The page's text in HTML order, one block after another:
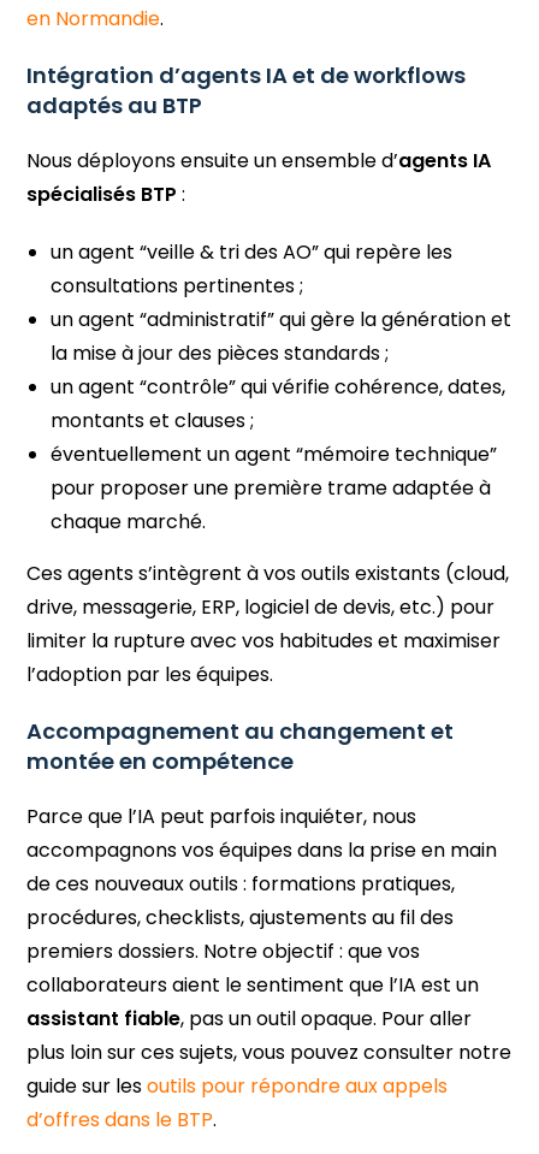
en Normandie.
Intégration d’agents IA et de workflows
adaptés au BTP
Nous déployons ensuite un ensemble d’agents IA
spécialisés BTP :
un agent “veille & tri des AO” qui repère les
consultations pertinentes ;
un agent “administratif” qui gère la génération et
la mise à jour des pièces standards ;
un agent “contrôle” qui vérifie cohérence, dates,
montants et clauses ;
éventuellement un agent “mémoire technique”
pour proposer une première trame adaptée à
chaque marché.
Ces agents s’intègrent à vos outils existants (cloud,
drive, messagerie, ERP, logiciel de devis, etc.) pour
limiter la rupture avec vos habitudes et maximiser
l’adoption par les équipes.
Accompagnement au changement et
montée en compétence
Parce que l’IA peut parfois inquiéter, nous
accompagnons vos équipes dans la prise en main
de ces nouveaux outils : formations pratiques,
procédures, checklists, ajustements au fil des
premiers dossiers. Notre objectif : que vos
collaborateurs aient le sentiment que l’IA est un
assistant fiable, pas un outil opaque. Pour aller
plus loin sur ces sujets, vous pouvez consulter notre
guide sur lesoutils pour répondre aux appels
d’offres dans le BTP.